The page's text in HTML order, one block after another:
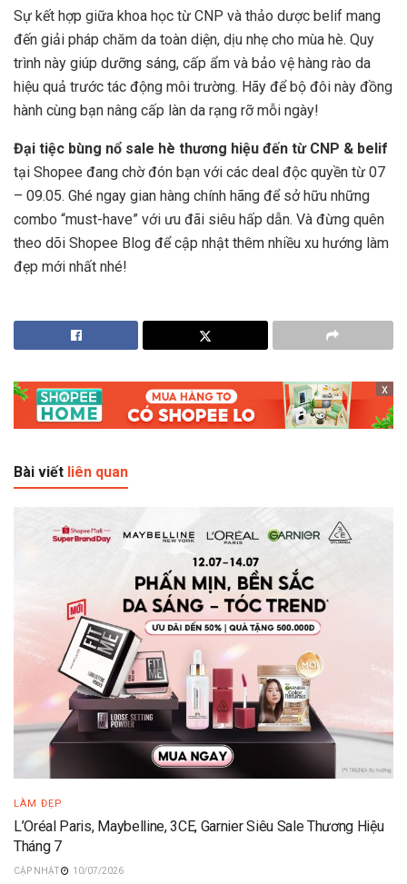
Sự kết hợp giữa khoa học từ CNP và thảo dược belif mang
đến giải pháp chăm da toàn diện, dịu nhẹ cho mùa hè. Quy
trình này giúp dưỡng sáng, cấp ẩm và bảo vệ hàng rào da
hiệu quả trước tác động môi trường. Hãy để bộ đôi này đồng
hành cùng bạn nâng cấp làn da rạng rỡ mỗi ngày!
Đại tiệc bùng nổ sale hè thương hiệu đến từ CNP & belif
tại Shopee đang chờ đón bạn với các deal độc quyền từ 07
– 09.05. Ghé ngay gian hàng chính hãng để sở hữu những
combo “must-have” với ưu đãi siêu hấp dẫn. Và đừng quên
theo dõi Shopee Blog để cập nhật thêm nhiều xu hướng làm
đẹp mới nhất nhé!
x
Bài viết liên quan
LÀM ĐẸP
L’Oréal Paris, Maybelline, 3CE, Garnier Siêu Sale Thương Hiệu
Tháng 7
10/07/2026